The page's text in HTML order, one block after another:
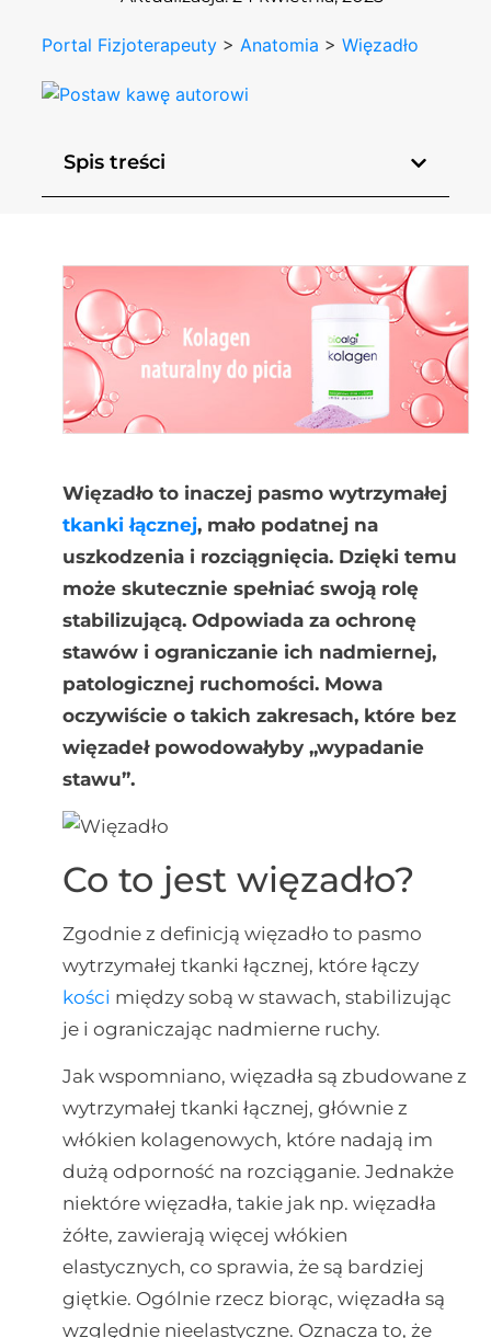
Portal Fizjoterapeuty > Anatomia >Więzadło
Spis treści
Więzadło to inaczej pasmo wytrzymałej
tkanki łącznej, mało podatnej na
uszkodzenia i rozciągnięcia. Dzięki temu
może skutecznie spełniać swoją rolę
stabilizującą. Odpowiada za ochronę
stawów i ograniczanie ich nadmiernej,
patologicznej ruchomości. Mowa
oczywiście o takich zakresach, które bez
więzadeł powodowałyby „wypadanie
stawu”.
Co to jest więzadło?
Zgodnie z definicją więzadło to pasmo
wytrzymałej tkanki łącznej, które łączy
kości między sobą w stawach, stabilizując
je i ograniczając nadmierne ruchy.
Jak wspomniano, więzadła są zbudowane z
wytrzymałej tkanki łącznej, głównie z
włókien kolagenowych, które nadają im
dużą odporność na rozciąganie. Jednakże
niektóre więzadła, takie jak np. więzadła
żółte, zawierają więcej włókien
elastycznych, co sprawia, że są bardziej
giętkie. Ogólnie rzecz biorąc, więzadła są
względnie nieelastyczne. Oznacza to, że